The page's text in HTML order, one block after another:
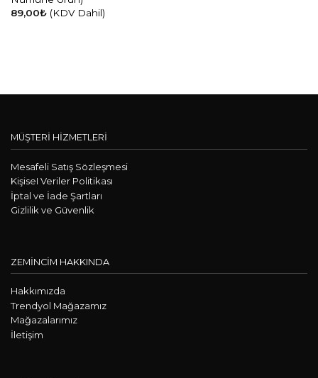
89,00₺ (KDV Dahil)
MÜŞTERİ HİZMETLERİ
Mesafeli Satış Sözleşmesi
KişiseI Veriler Politikası
İptal ve İade Şartları
Gizlilik ve Güvenlik
ZEMİNCİM HAKKINDA
Hakkımızda
Trendyol Mağazamız
Mağazalarımız
İletişim